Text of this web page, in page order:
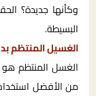
وكأنها جديدة؟
البسيطة.
الغسيل المنتظم
الغسل المنتظم
من الأفضل استخدام